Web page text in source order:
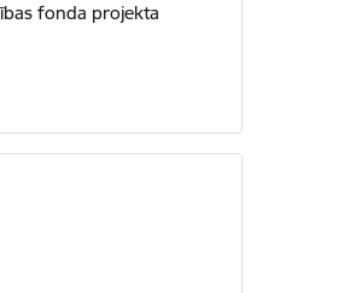
fonda projekta